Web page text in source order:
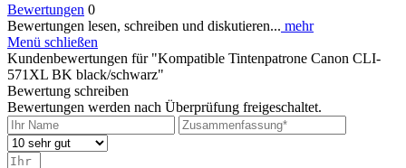
Bewertungen 0
Bewertungen lesen, schreiben und diskutieren... mehr
Menü schließen
Kundenbewertungen für "Kompatible Tintenpatrone Canon CLI-
571XL BK black/schwarz"
Bewertung schreiben
Bewertungen werden nach Überprüfung freigeschaltet.